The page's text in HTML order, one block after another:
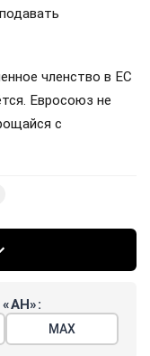
членство в ЕС
Евросоюз не
с
МАХ